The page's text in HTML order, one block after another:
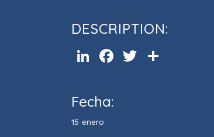
DESCRIPTION:
LinkedInFacebookTwitter
Fecha:
15 enero